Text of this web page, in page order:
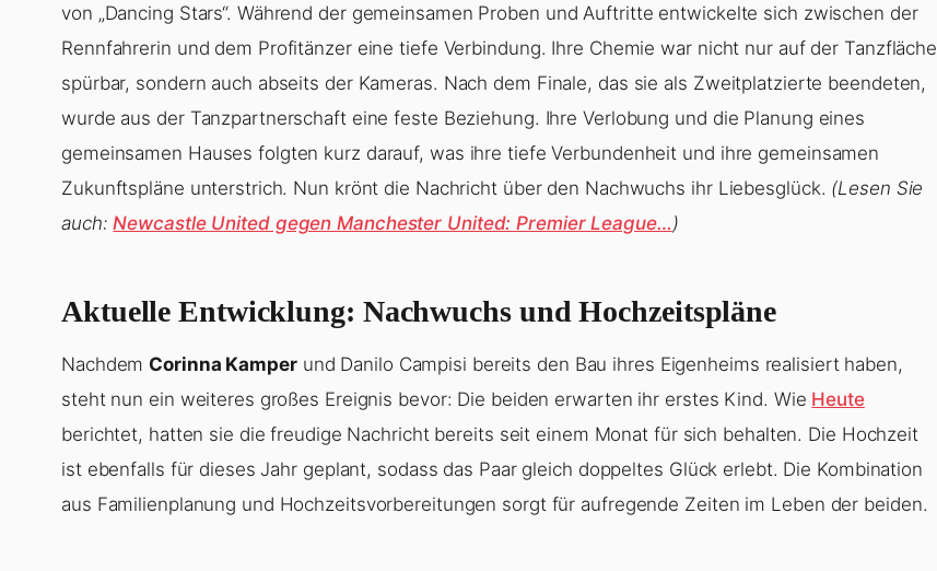
von „Dancing Stars“. Während der gemeinsamen Proben und Auftritte entwickelte sich zwischen der
Rennfahrerin und dem Profitänzer eine tiefe Verbindung. Ihre Chemie war nicht nur auf der Tanzfläche
spürbar, sondern auch abseits der Kameras. Nach dem Finale, das sie als Zweitplatzierte beendeten,
wurde aus der Tanzpartnerschaft eine feste Beziehung. Ihre Verlobung und die Planung eines
gemeinsamen Hauses folgten kurz darauf, was ihre tiefe Verbundenheit und ihre gemeinsamen
Zukunftspläne unterstrich. Nun krönt die Nachricht über den Nachwuchs ihr Liebesglück. (Lesen Sie
auch:Newcastle United gegen Manchester United: Premier League… )
Aktuelle Entwicklung: Nachwuchs und Hochzeitspläne
Nachdem Corinna Kamperund Danilo Campisi bereits den Bau ihres Eigenheims realisiert haben,
steht nun ein weiteres großes Ereignis bevor: Die beiden erwarten ihr erstes Kind. Wie Heute
berichtet, hatten sie die freudige Nachricht bereits seit einem Monat für sich behalten. Die Hochzeit
ist ebenfalls für dieses Jahr geplant, sodass das Paar gleich doppeltes Glück erlebt. Die Kombination
aus Familienplanung und Hochzeitsvorbereitungen sorgt für aufregende Zeiten im Leben der beiden.